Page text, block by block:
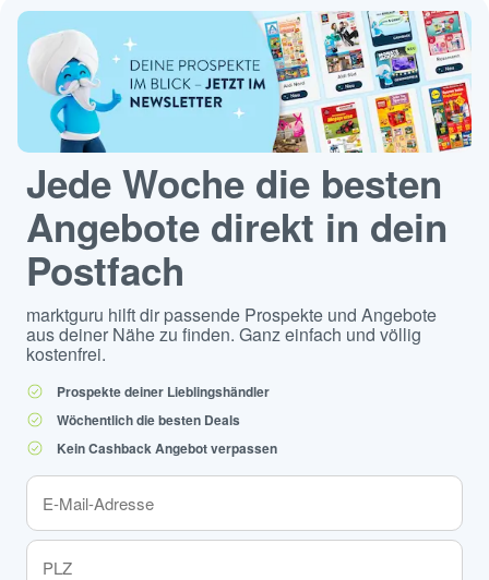
Jede Woche die besten
Angebote direkt in dein
Postfach
marktguru hilft dir passende Prospekte und Angebote
aus deiner Nähe zu finden. Ganz einfach und völlig
kostenfrei.
Prospekte deiner Lieblingshändler
Wöchentlich die besten Deals
Kein Cashback Angebot verpassen